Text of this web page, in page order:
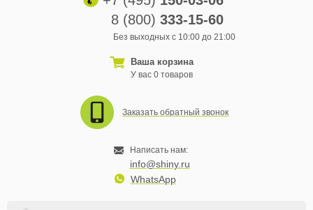
8 (800) 333-15-60
Без выходных с 10:00 до 21:00
Ваша корзина
У вас 0 товаров
Заказать обратный звонок
Написать нам:
info@shiny.ru
WhatsApp